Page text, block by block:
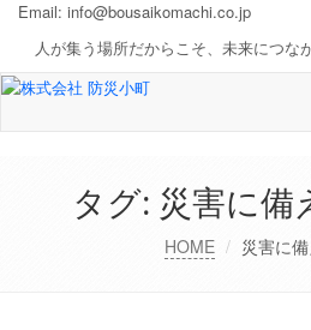
Email: info@bousaikomachi.co.jp
人が集う場所だからこそ、未来につな
タグ: 災害に備
HOME 災害に